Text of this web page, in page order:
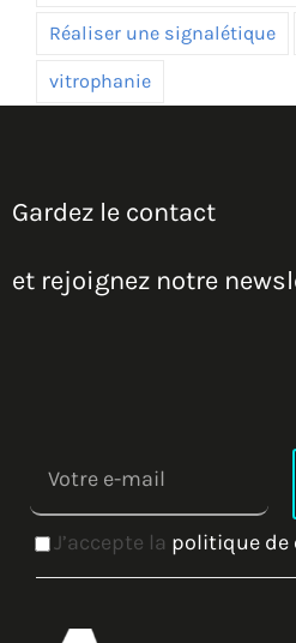
Réaliser une signalétique
vitrophanie
Gardez le contact
et rejoignez notre
J’accepte la politique